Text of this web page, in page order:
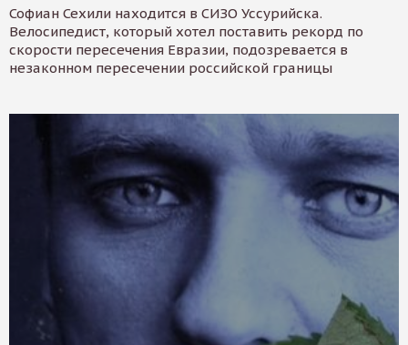
Софиан Сехили находится в СИЗО Уссурийска.
Велосипедист, который хотел поставить рекорд по
скорости пересечения Евразии, подозревается в
незаконном пересечении российской границы